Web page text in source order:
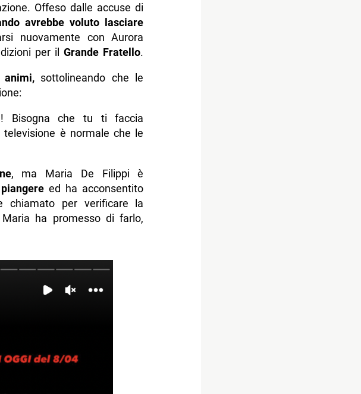
Offeso dalle accuse di
avrebbe voluto lasciare
nuovamente con Aurora
per il Grande Fratello.
sottolineando che le
Bisogna che tu ti faccia
è normale che le
, ma Maria De Filippi è
piangere ed ha acconsentito
chiamato per verificare la
ha promesso di farlo,